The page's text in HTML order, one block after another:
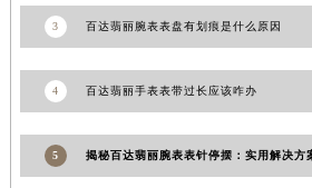
3 百达翡丽腕表表盘有划痕是什么原因
4 百达翡丽手表表带过长应该咋办
5 揭秘百达翡丽腕表表针停摆：实用解决方